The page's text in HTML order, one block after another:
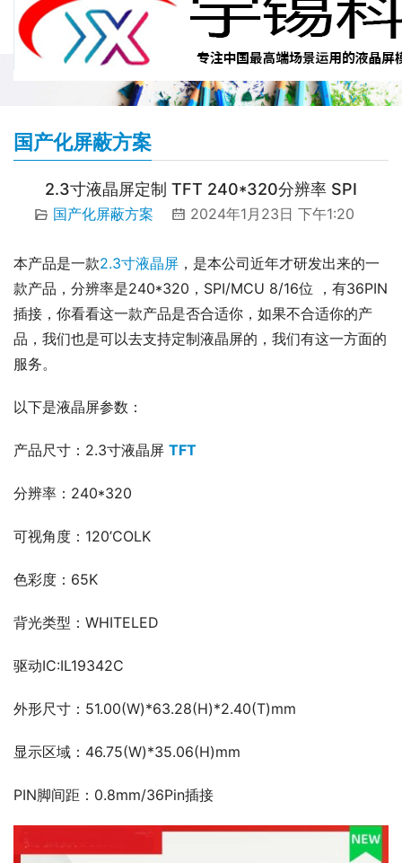
国产化屏蔽方案
2.3寸液晶屏定制 TFT 240*320分辨率 SPI
国产化屏蔽方案 2024年1月23日 下午1:20
本产品是一款2.3寸液晶屏 ，是本公司近年才研发出来的一
款产品，分辨率是240*320，SPI/MCU 8/16位 ，有36PIN
插接，你看看这一款产品是否合适你，如果不合适你的产
品，我们也是可以去支持定制液晶屏的，我们有这一方面的
服务。
以下是液晶屏参数：
产品尺寸：2.3寸液晶屏 TFT
分辨率：240*320
可视角度：120’COLK
色彩度：65K
背光类型：WHITELED
驱动IC:IL19342C
外形尺寸：51.00(W)*63.28(H)*2.40(T)mm
显示区域：46.75(W)*35.06(H)mm
PIN脚间距：0.8mm/36Pin插接